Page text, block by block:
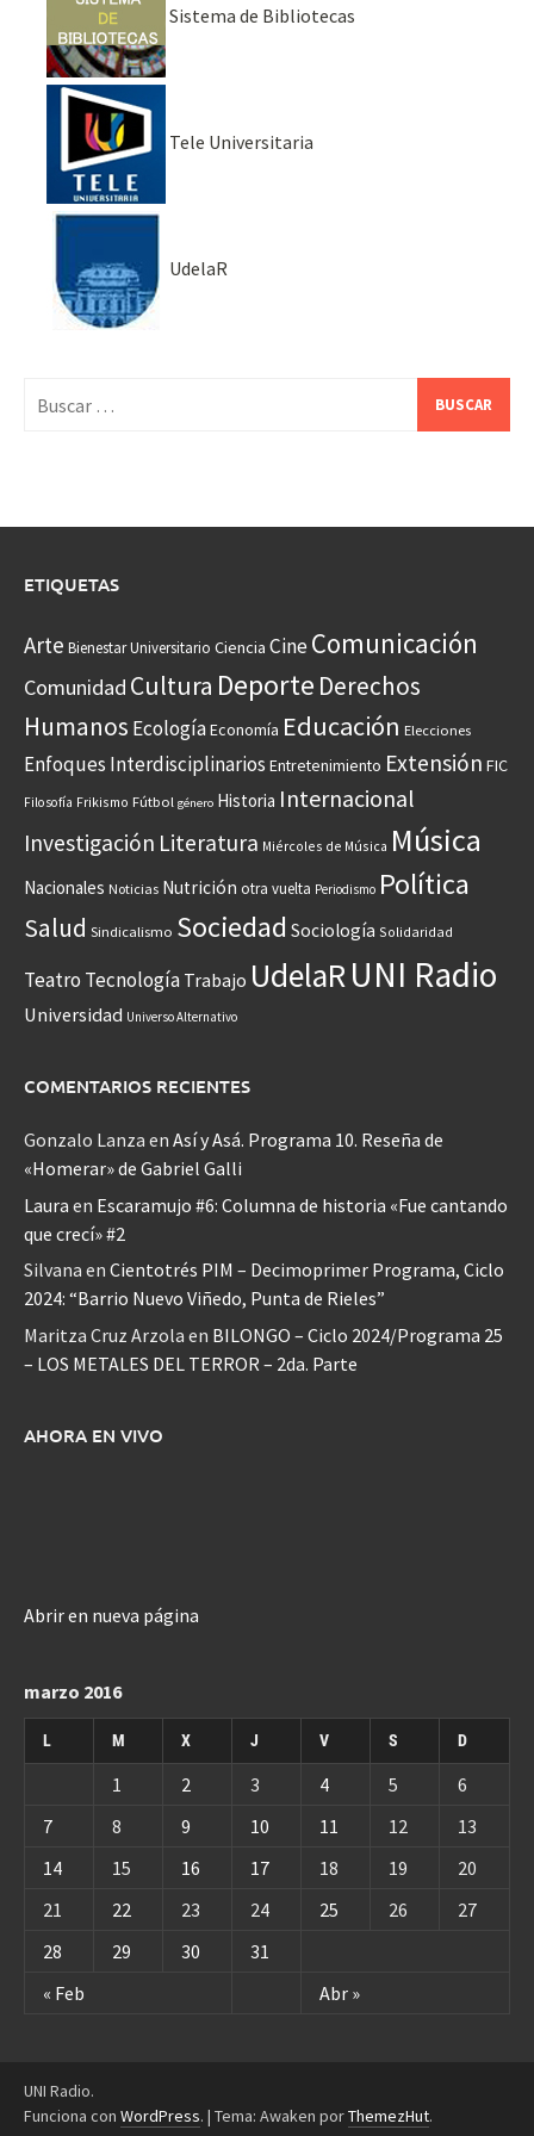
Sistema de Bibliotecas
Tele Universitaria
UdelaR
ETIQUETAS
Arte Bienestar Universitario Ciencia CineComunicación
Comunidad Cultura Deporte Derechos
Humanos EcologíaEconomía Educación Elecciones
Enfoques Interdisciplinarios Entretenimiento Extensión FIC
Filosofía Frikismo Fútbol género Historia Internacional
Investigación Literatura Miércoles de Música Música
Nacionales Noticias Nutrición otra vuelta Periodismo Política
Salud Sindicalismo Sociedad Sociología Solidaridad
Teatro Tecnología Trabajo UdelaRUNI Radio
Universidad Universo Alternativo
COMENTARIOS RECIENTES
Gonzalo Lanza en Así y Asá. Programa 10. Reseña de
«Homerar» de Gabriel Galli
Laura en Escaramujo #6: Columna de historia «Fue cantando
que crecí» #2
Silvana en Cientotrés PIM – Decimoprimer Programa, Ciclo
2024: “Barrio Nuevo Viñedo, Punta de Rieles”
Maritza Cruz Arzola en BILONGO – Ciclo 2024/Programa 25
– LOS METALES DEL TERROR – 2da. Parte
AHORA EN VIVO
Abrir en nueva página
marzo 2016
L M X J V S D
« Feb Abr »
1 2 3 4 5
6
7
8 9 10 11 12
13
14
15 16 17 18 19
20
21
22 23 24 25 26
27
28
29 30 31
UNI Radio.
Funciona con WordPress. | Tema: Awaken porThemezHut.